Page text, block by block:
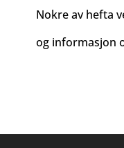
Nokre av hefta
og informasjon